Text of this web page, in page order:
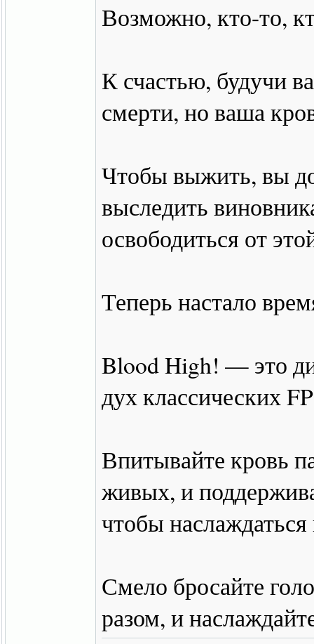
Возможно, кто-то,
К счастью, будучи
смерти, но ваша
Чтобы выжить, вы
выследить
освободиться от
Теперь настало
Blood High! — это
дух классических
Впитывайте кровь
живых, и
чтобы
Смело бросайте
разом, и